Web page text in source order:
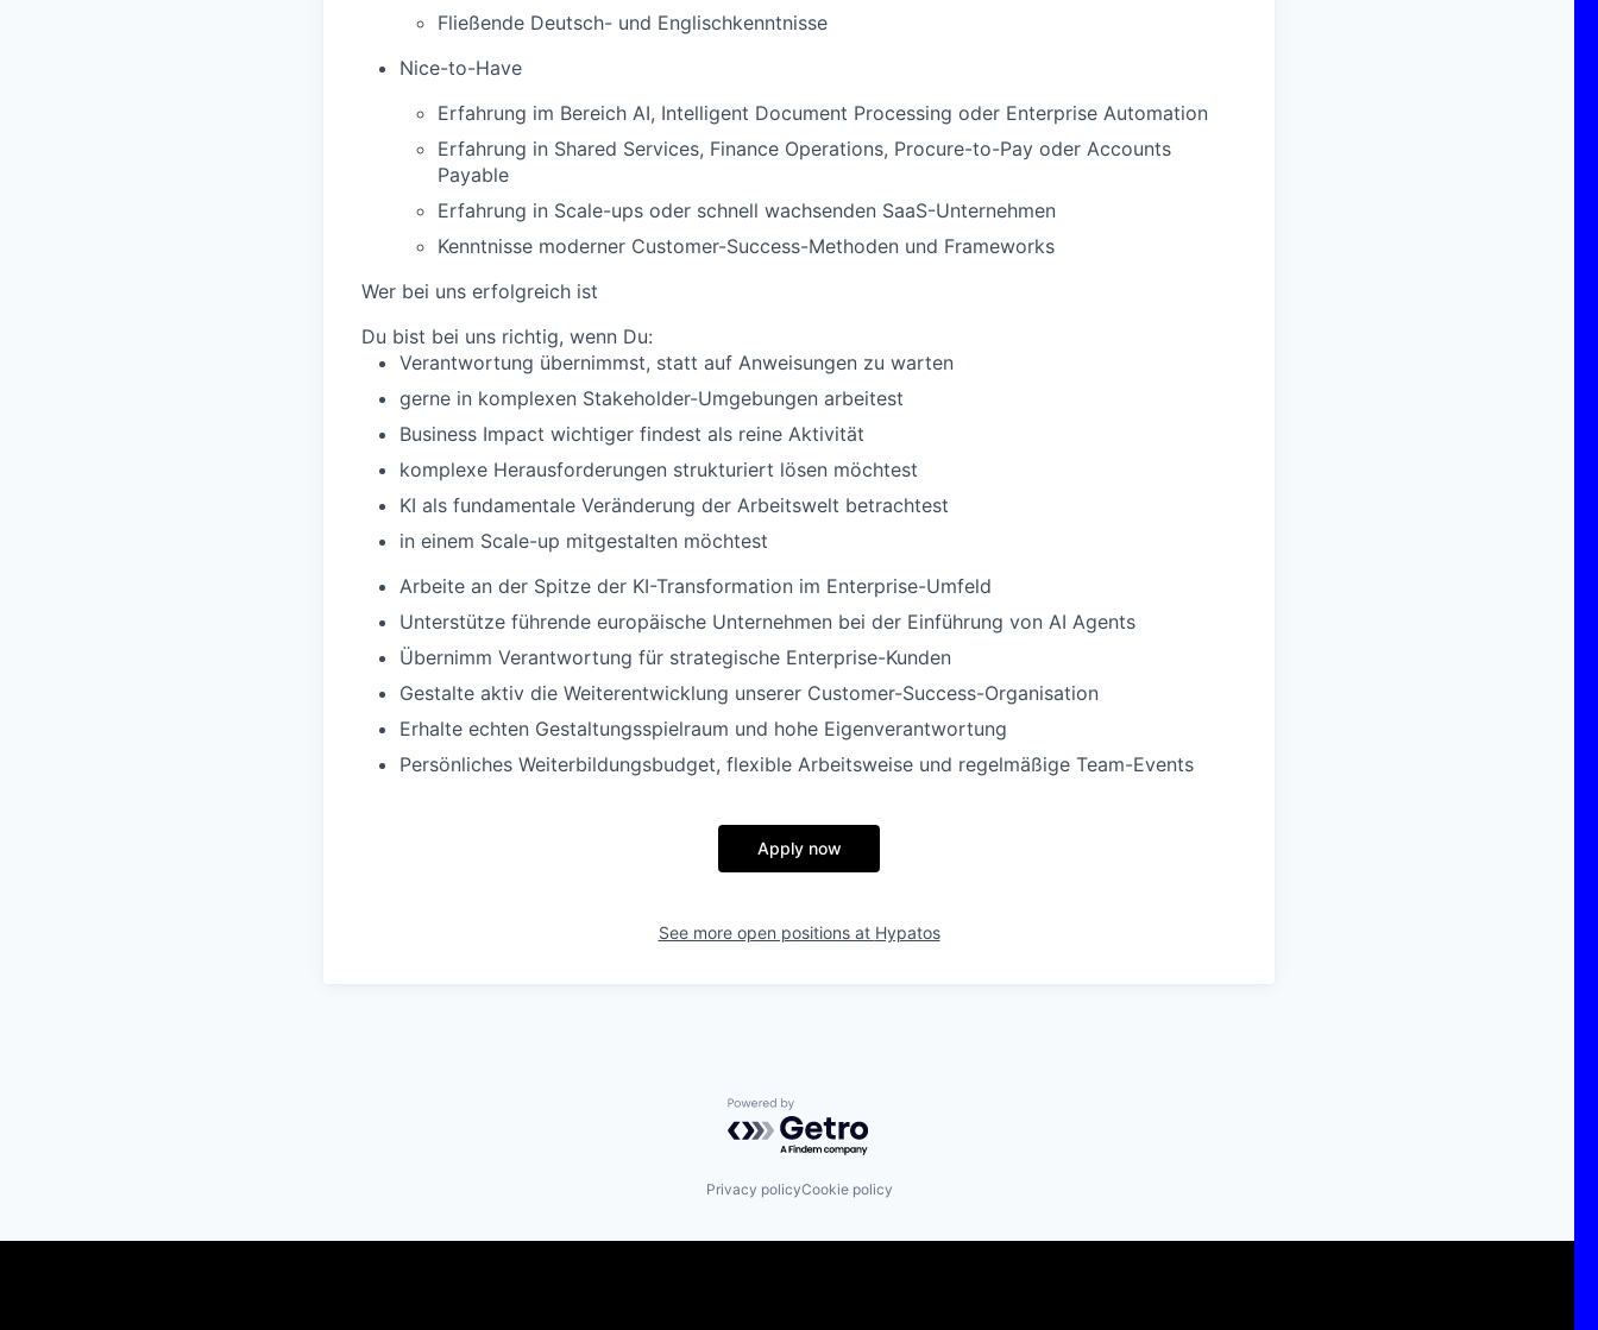
Fließende Deutsch- und Englischkenntnisse
Nice-to-Have
Erfahrung im Bereich AI, Intelligent Document Processing oder Enterprise Automation
Erfahrung in Shared Services, Finance Operations, Procure-to-Pay oder Accounts
Payable
Erfahrung in Scale-ups oder schnell wachsenden SaaS-Unternehmen
Kenntnisse moderner Customer-Success-Methoden und Frameworks
Wer bei uns erfolgreich ist
Du bist bei uns richtig, wenn Du:
Verantwortung übernimmst, statt auf Anweisungen zu warten
gerne in komplexen Stakeholder-Umgebungen arbeitest
Business Impact wichtiger findest als reine Aktivität
komplexe Herausforderungen strukturiert lösen möchtest
KI als fundamentale Veränderung der Arbeitswelt betrachtest
in einem Scale-up mitgestalten möchtest
Arbeite an der Spitze der KI-Transformation im Enterprise-Umfeld
Unterstütze führende europäische Unternehmen bei der Einführung von AI Agents
Übernimm Verantwortung für strategische Enterprise-Kunden
Gestalte aktiv die Weiterentwicklung unserer Customer-Success-Organisation
Erhalte echten Gestaltungsspielraum und hohe Eigenverantwortung
Persönliches Weiterbildungsbudget, flexible Arbeitsweise und regelmäßige Team-Events
Apply now
See more open positions at Hypatos
Powered by Getro.com
Privacy policyCookie policy